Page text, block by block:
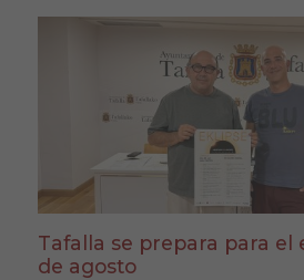
Tafalla se prepara para el
de agosto